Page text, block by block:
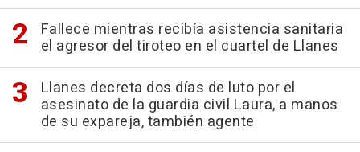
Fallece mientras recibía asistencia sanitaria
el agresor del tiroteo en el cuartel de Llanes
Llanes decreta dos días de luto por el
asesinato de la guardia civil Laura, a manos
de su expareja, también agente